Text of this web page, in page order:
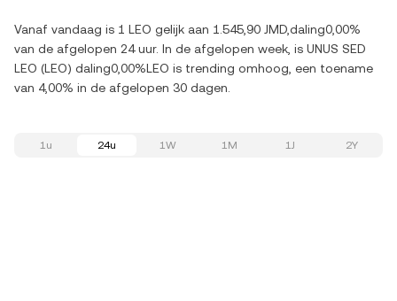
Vanaf vandaag is 1 LEO gelijk aan 1.545,90 JMD,daling0,00%
van de afgelopen 24 uur. In de afgelopen week, is UNUS SED
LEO (LEO) daling0,00%LEO is trending omhoog, een toename
van 4,00% in de afgelopen 30 dagen.
1u 24u 1W 1M 1J 2Y